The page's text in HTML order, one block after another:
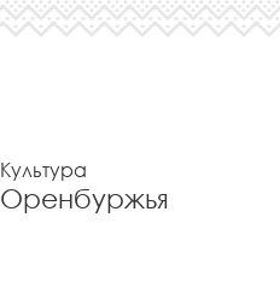
Культура
Оренбуржья